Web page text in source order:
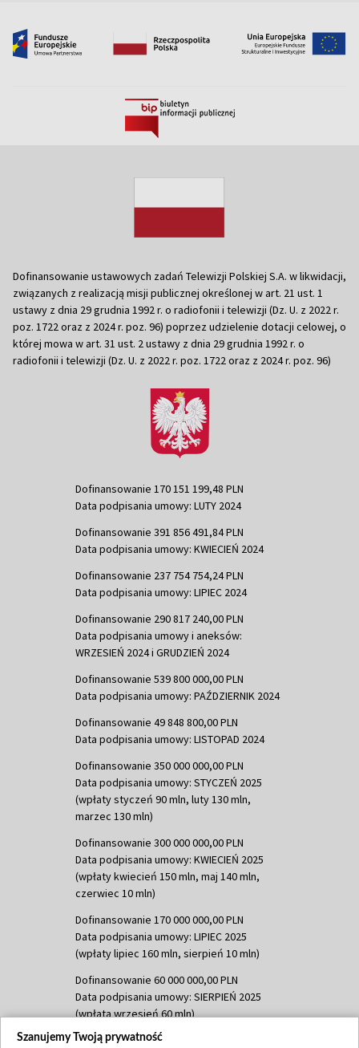
Dofinansowanie ustawowych zadań Telewizji Polskiej S.A. w likwidacji,
związanych z realizacją misji publicznej określonej w art. 21 ust. 1
ustawy z dnia 29 grudnia 1992 r. o radiofonii i telewizji (Dz. U. z 2022 r.
poz. 1722 oraz z 2024 r. poz. 96) poprzez udzielenie dotacji celowej, o
której mowa w art. 31 ust. 2 ustawy z dnia 29 grudnia 1992 r. o
radiofonii i telewizji (Dz. U. z 2022 r. poz. 1722 oraz z 2024 r. poz. 96)
Dofinansowanie 170 151 199,48 PLN
Data podpisania umowy: LUTY 2024
Dofinansowanie 391 856 491,84 PLN
Data podpisania umowy: KWIECIEŃ 2024
Dofinansowanie 237 754 754,24 PLN
Data podpisania umowy: LIPIEC 2024
Dofinansowanie 290 817 240,00 PLN
Data podpisania umowy i aneksów:
WRZESIEŃ 2024 i GRUDZIEŃ 2024
Dofinansowanie 539 800 000,00 PLN
Data podpisania umowy: PAŹDZIERNIK 2024
Dofinansowanie 49 848 800,00 PLN
Data podpisania umowy: LISTOPAD 2024
Dofinansowanie 350 000 000,00 PLN
Data podpisania umowy: STYCZEŃ 2025
(wpłaty styczeń 90 mln, luty 130 mln,
marzec 130 mln)
Dofinansowanie 300 000 000,00 PLN
Data podpisania umowy: KWIECIEŃ 2025
(wpłaty kwiecień 150 mln, maj 140 mln,
czerwiec 10 mln)
Dofinansowanie 170 000 000,00 PLN
Data podpisania umowy: LIPIEC 2025
(wpłaty lipiec 160 mln, sierpień 10 mln)
Dofinansowanie 60 000 000,00 PLN
Data podpisania umowy: SIERPIEŃ 2025
(wpłata wrzesień 60 mln)
Dofinansowanie 635 783 051,21 PLN
Szanujemy Twoją prywatność